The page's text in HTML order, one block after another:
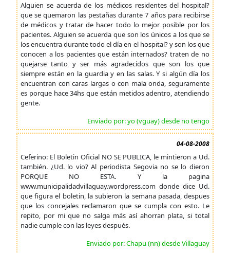
Alguien se acuerda de los médicos residentes del hospital?
que se quemaron las pestañas durante 7 años para recibirse
de médicos y tratar de hacer todo lo mejor posible por los
pacientes. Alguien se acuerda que son los únicos a los que se
los encuentra durante todo el día en el hospital? y son los que
conocen a los pacientes que están internados? traten de no
quejarse tanto y ser más agradecidos que son los que
siempre están en la guardia y en las salas. Y si algún día los
encuentran con caras largas o con mala onda, seguramente
es porque hace 34hs que están metidos adentro, atendiendo
gente.
Enviado por: yo (vguay) desde no tengo
04-08-2008
Ceferino: El Boletin Oficial NO SE PUBLICA, le mintieron a Ud.
también. ¿Ud. lo vio? Al periodista Segovia no se lo dieron
PORQUE NO ESTA. Y la pagina
www.municipalidadvillaguay.wordpress.com donde dice Ud.
que figura el boletin, la subieron la semana pasada, despues
que los concejales reclamaron que se cumpla con esto. Le
repito, por mi que no salga más así ahorran plata, si total
nadie cumple con las leyes después.
Enviado por: Chapu (nn) desde Villaguay